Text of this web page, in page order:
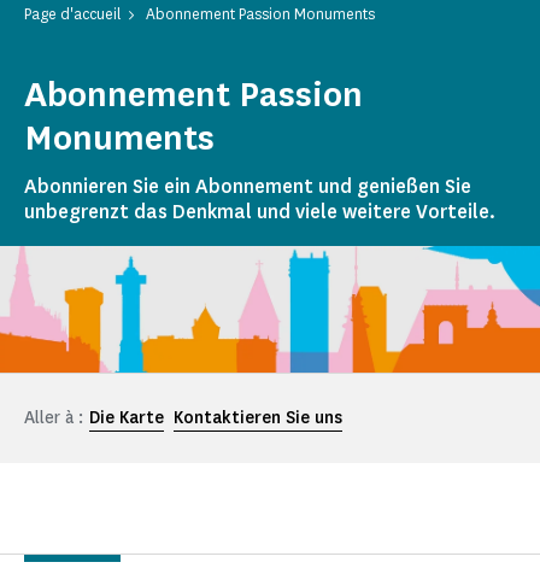
Page d'accueil Abonnement Passion Monuments
Abonnement Passion
Monuments
Abonnieren Sie ein Abonnement und genießen Sie
unbegrenzt das Denkmal und viele weitere Vorteile.
Aller à : Die Karte Kontaktieren Sie uns